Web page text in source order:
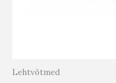
Lehtvõtmed